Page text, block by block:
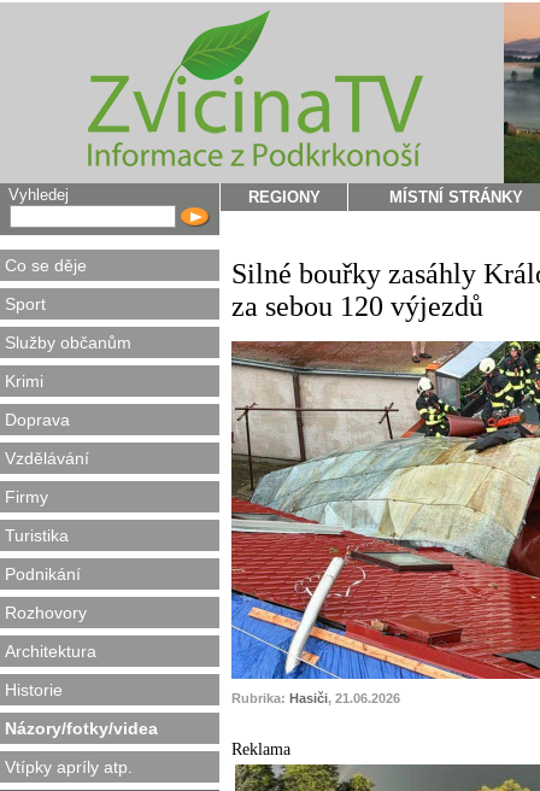
Vyhledej
Co se děje
Sport
Služby občanům
Krimi
Doprava
Vzdělávání
Firmy
Turistika
Podnikání
Rozhovory
Architektura
Historie
Názory/fotky/videa
Vtípky apríly atp.
REGIONY MÍSTNÍ STRÁNKY
Silné bouřky zasáhly
za sebou 120 výjezdů
Rubrika: Hasiči, 21.06.2026
Reklama